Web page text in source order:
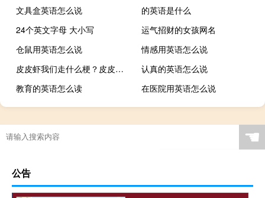
文具盒英语怎么说
的英语是什么
24个英文字母 大小写
运气招财的女孩网名
仓鼠用英语怎么说
情感用英语怎么说
皮皮虾我们走什么梗？皮皮虾我们走是什么意思什么梗
认真的英语怎么说
教育的英语怎么读
在医院用英语怎么说
☚
公告